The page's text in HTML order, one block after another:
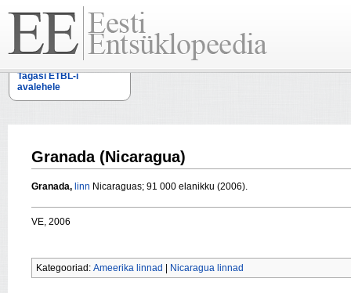
Tagasi ETBL-i
avalehele
Granada (Nicaragua)
Granada, linn Nicaraguas; 91 000 elanikku (2006).
VE, 2006
Kategooriad: Ameerika linnad Nicaragua linnad